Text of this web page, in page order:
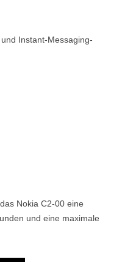
Instant-Messaging-
Nokia C2-00 eine
und eine maximale